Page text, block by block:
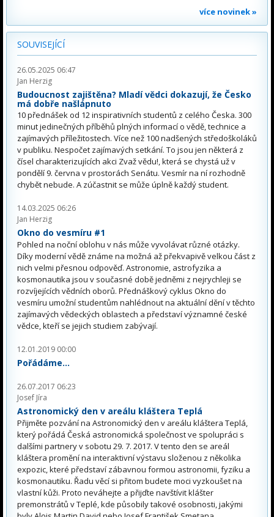
více novinek »
SOUVISEJÍCÍ
26.05.2025 06:47
Jan Herzig
Budoucnost zajištěna? Mladí vědci dokazují, že Česko
má dobře našlápnuto
10 přednášek od 12 inspirativních studentů z celého Česka. 300
minut jedinečných příběhů plných informací o vědě, technice a
zajímavých příležitostech. Více než 100 nadšených středoškoláků
v publiku. Nespočet zajímavých setkání. To jsou jen některá z
čísel charakterizujících akci Zvaž vědu!, která se chystá už v
pondělí 9. června v prostorách Senátu. Vesmír na ní rozhodně
chybět nebude. A zúčastnit se může úplně každý student.
14.03.2025 06:26
Jan Herzig
Okno do vesmíru #1
Pohled na noční oblohu v nás může vyvolávat různé otázky.
Díky moderní vědě známe na možná až překvapivě velkou část z
nich velmi přesnou odpověď. Astronomie, astrofyzika a
kosmonautika jsou v současné době jedněmi z nejrychleji se
rozvíjejících vědních oborů. Přednáškový cyklus Okno do
vesmíru umožní studentům nahlédnout na aktuální dění v těchto
zajímavých vědeckých oblastech a představí významné české
vědce, kteří se jejich studiem zabývají.
12.01.2019 00:00
Pořádáme...
26.07.2017 06:23
Josef Jíra
Astronomický den v areálu kláštera Teplá
Přijměte pozvání na Astronomický den v areálu kláštera Teplá,
který pořádá Česká astronomická společnost ve spolupráci s
dalšími partnery v sobotu 29. 7. 2017. V tento den se areál
kláštera promění na interaktivní výstavu složenou z několika
expozic, které představí zábavnou formou astronomii, fyziku a
kosmonautiku. Řadu věcí si přitom budete moci vyzkoušet na
vlastní kůži. Proto neváhejte a přijďte navštívit klášter
premonstrátů v Teplé, kde působily takové osobnosti, jakými